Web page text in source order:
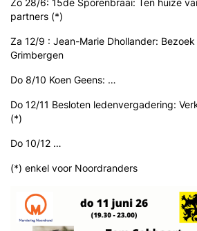
partners (*)
Za 12/9 : Jean-Marie Dhollander:
Grimbergen
Do 8/10 Koen Geens: …
Do 12/11 Besloten ledenvergadering:
(*)
Do 10/12 …
(*) enkel voor Noordranders